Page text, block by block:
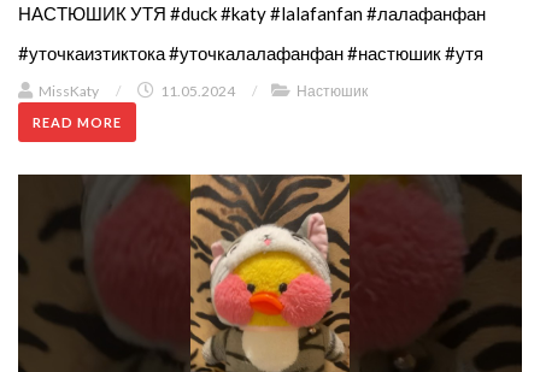
НАСТЮШИК УТЯ #duck #katy #lalafanfan #лалафанфан
#уточкаизтиктока #уточкалалафанфан #настюшик #утя
MissKaty / 11.05.2024 / Настюшик
READ MORE